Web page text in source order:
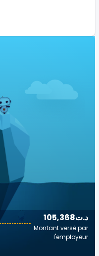
105,368د.ت
Montant versé par
l'employeur